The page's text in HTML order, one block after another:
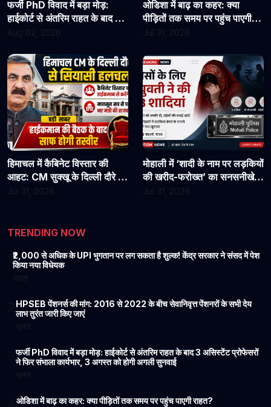
फर्जी PhD विवाद में बड़ा मोड़:
हाईकोर्ट से अंतरिम राहत के बाद 3
असिस्टेंट प्रोफेसरों ने फिर संभाला
सुनवाई
Aug 02, 2026
ओडिशा में बाढ़ का कहर: क्या
पीड़ितों तक समय पर पहुंच पाएगी
हिमाचल में कैबिनेट विस्तार की
आहट: CM सुक्खू के दिल्ली दौरे से
मोहाली में ‘शादी के नाम पर लड़कियों
की खरीद-फरोख्त’ का सनसनीखेज
TRENDING NOW
₹2,000 से अधिक के UPI भुगतान पर लग सकता है शुल्क! केंद्र सरकार ने संसद में पेश
किया नया विधेयक
HPSEB पेंशनर्स की मांग: 2016 से 2022 के बीच सेवानिवृत्त पेंशनरों के सभी देय
लाभ तुरंत जारी किए जाएं
3फर्जी PhD विवाद में बड़ा मोड़: हाईकोर्ट से अंतरिम राहत के बाद 3 असिस्टेंट प्रोफेसरों
ने फिर संभाला कार्यभार, 3 अगस्त को होगी अगली सुनवाई
ओडिशा में बाढ़ का कहर: क्या पीड़ितों तक समय पर पहुंच पाएगी राहत?